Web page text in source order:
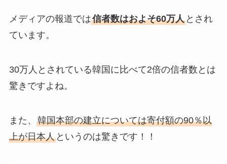
メディアの報道では信者数はおよそ60万人とされ
ています。
30万人とされている韓国に比べて2倍の信者数とは
驚きですよね。
また、 韓国本部の建立については寄付額の90％以
上が日本人というのは驚きです！！